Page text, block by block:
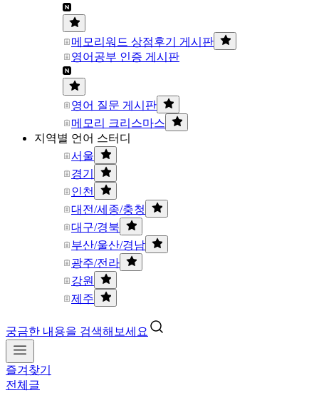
메모리워드 상점후기 게시판
영어공부 인증 게시판
영어 질문 게시판
메모리 크리스마스
지역별 언어 스터디
서울
경기
인천
대전/세종/충청
대구/경북
부산/울산/경남
광주/전라
강원
제주
궁금한 내용을 검색해보세요
즐겨찾기
전체글